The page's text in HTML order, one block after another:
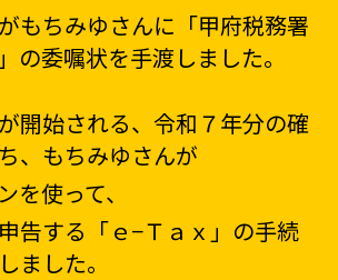
もちみゆさんに「甲府税務署
の委嘱状を手渡しました。
開始される、令和７年分の確
、もちみゆさんが
を使って、
告する「ｅ−Ｔａｘ」の手続
ました。